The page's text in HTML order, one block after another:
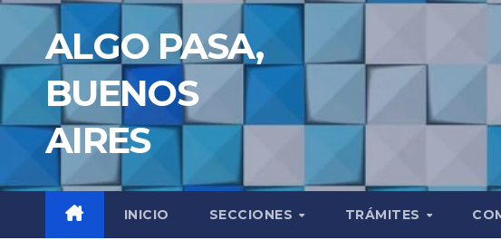
Saltar
contenidoALGO PASA,
BUENOS
AIRES
INICIO SECCIONES TRÁMITES